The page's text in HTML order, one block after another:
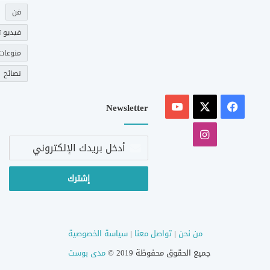
فن
فيديو
نصائح
فيسبوك
‫YouTube
انستقرام
Newsletter
أدخل
الإلكتروني
من نحن |تواصل معنا |سياسة الخصوصية
جميع الحقوق محفوظة 2019 ©
مدى بوست